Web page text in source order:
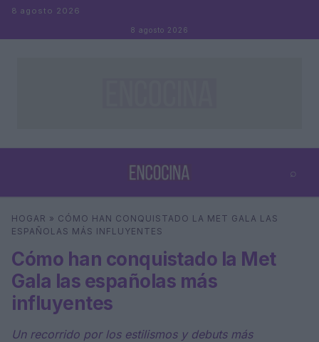
Saltar al contenido
8 agosto 2026
8 agosto 2026
⌕
Buscar ⌕
HOGAR » CÓMO HAN CONQUISTADO LA MET GALA LAS
ESPAÑOLAS MÁS INFLUYENTES
Cómo han conquistado la Met
Gala las españolas más
influyentes
Un recorrido por los estilismos y debuts más